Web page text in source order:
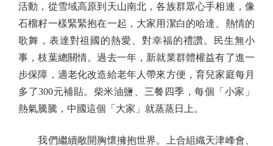
活動，從雪域高原到天山南北，各族群眾心手相連，像
石榴籽一樣緊緊抱在一起，大家用潔白的哈達、熱情的
歌舞，表達對祖國的熱愛、對幸福的禮讚。民生無小
事，枝葉總關情。過去一年，新就業群體權益有了進一
步保障，適老化改造給老年人帶來方便，育兒家庭每月
多了300元補貼。柴米油鹽、三餐四季，每個「小家」
熱氣騰騰，中國這個「大家」就蒸蒸日上。
我們繼續敞開胸懷擁抱世界。上合組織天津峰會、